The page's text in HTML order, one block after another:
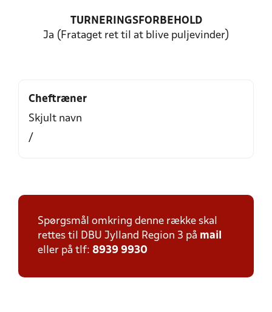
TURNERINGSFORBEHOLD
Ja (Frataget ret til at blive puljevinder)
Cheftræner
Skjult navn
/
Spørgsmål omkring denne række skal
rettes til DBU Jylland Region 3 på mail
eller på tlf: 8939 9930